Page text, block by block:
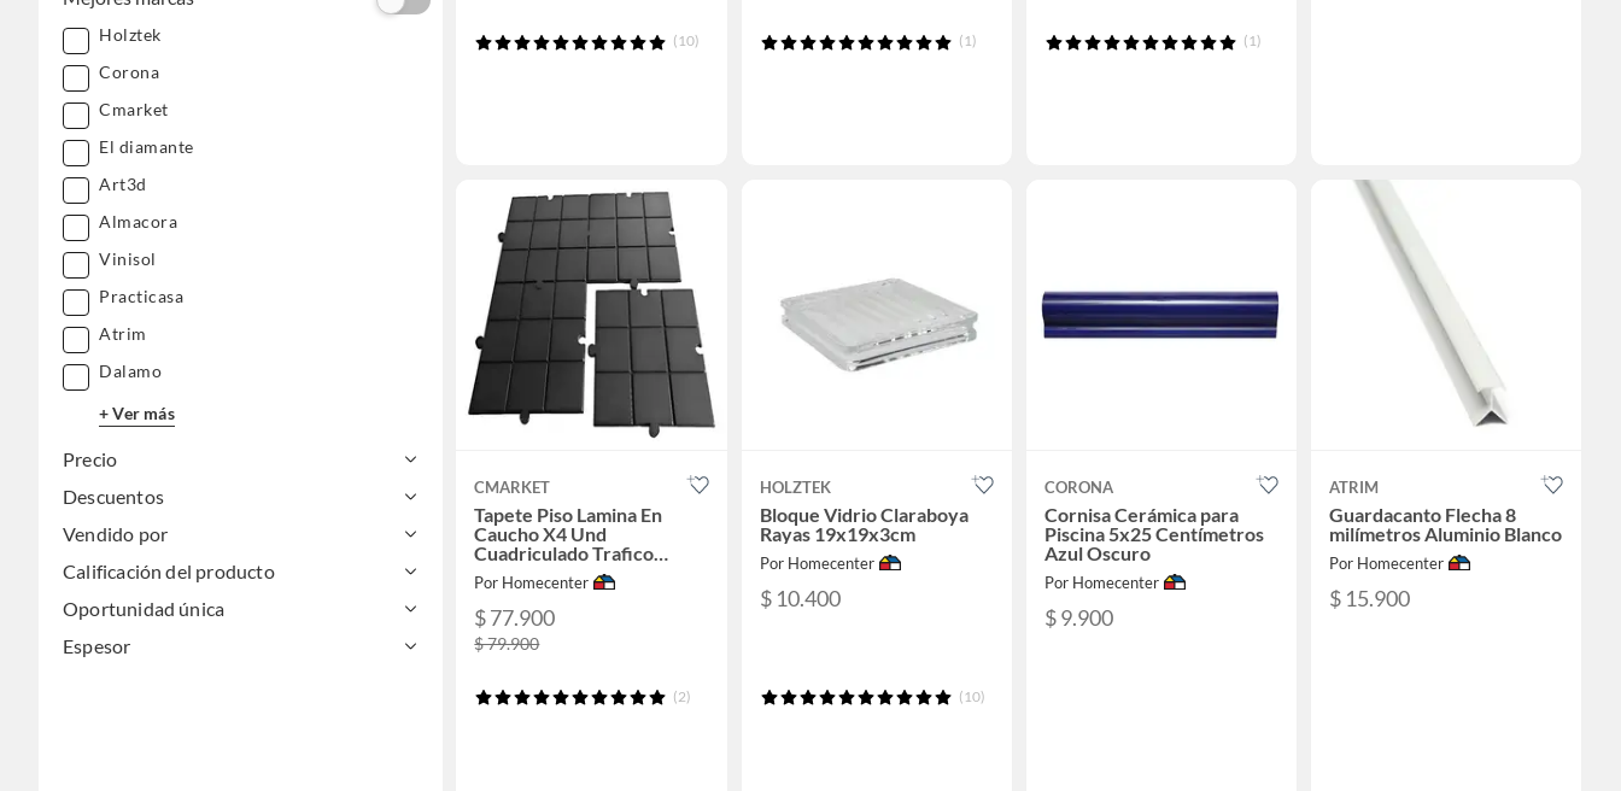
Holztek
Corona
Cmarket
El diamante
Art3d
Almacora
Vinisol
Practicasa
Atrim
Dalamo
+ Ver más
Precio
Descuentos
Vendido por
Calificación del producto
Oportunidad única
Espesor
(10) (1) (1)
CMARKET
Tapete Piso Lamina En
Caucho X4 Und
Cuadriculado Trafico
Pesado 50x50x1cm
Por Homecenter
$ 77.900
$ 79.900
(2)
HOLZTEK
Bloque Vidrio Claraboya
Rayas 19x19x3cm
Por Homecenter
$ 10.400
(10)
CORONA
Cornisa Cerámica para
Piscina 5x25 Centímetros
Azul Oscuro
Por Homecenter
$ 9.900
ATRIM
Guardacanto Flecha 8
milímetros Aluminio Blanco
Por Homecenter
$ 15.900